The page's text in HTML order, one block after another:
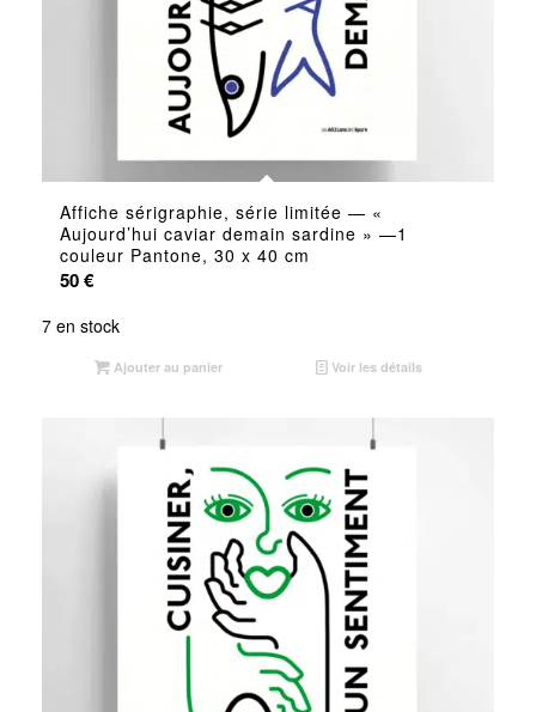
Affiche sérigraphie, série limitée — «
Aujourd’hui caviar demain sardine » —1
couleur Pantone, 30 x 40 cm
50€
7 en stock
Ajouter au panier Voir les détails